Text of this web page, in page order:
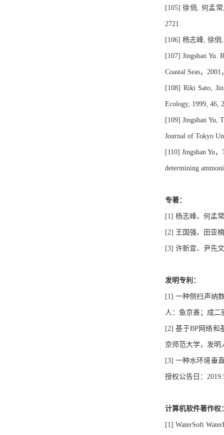
[105] 徐俏, 何孟
2721.
[106] 杨志峰, 徐俏
[107] Jingshan Yu.
Coastal Seas，2001
[108] Riki Sato,
Ecology, 1999, 46,
[109] Jingshan Yu,
Journal of Tokyo
[110] Jingshan Yu
determining
专著：
[1] 杨志峰、何孟
[2] 王国强、田亚
[3] 许新宜、尹先
发明专利：
[1] 一种侧扫声纳
人：鱼京善；成二
[2] 基于BP网络和
京师范大学，发明
[3] 一种水环境垂
授权公告日：
计算机软件著作权
[1] WaterSoft